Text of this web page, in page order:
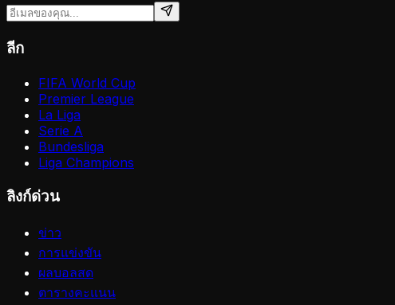
ลีก
FIFA World Cup
Premier League
La Liga
Serie A
Bundesliga
Liga Champions
ลิงก์ด่วน
ข่าว
การแข่งขัน
ผลบอลสด
ตารางคะแนน